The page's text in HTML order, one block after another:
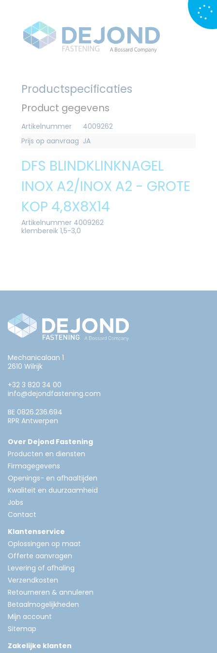
Productspecificaties
Product gegevens
Artikelnummer
4009262
Prijs op aanvraag JA
DFS BLINDKLINKNAGEL
INOX A2/INOX A2 - GROTE
KOP 4,8X8X14
Artikelnummer 4009262
klembereik 1,5-3,0
Mechanicalaan 1
2610 Wilrijk
+32 3 820 34 00
info@dejondfastening.com
BE 0826.236.694
RPR Antwerpen
Over Dejond Fastening
Producten en diensten
Firmagegevens
Openings- en afhaaltijden
Kwaliteit en duurzaamheid
Jobs
Contact
Klantenservice
Oplossingen op maat
Offerte aanvragen
Levering of afhaling
Verzendkosten
Retourneren & annuleren
Betaalmogelijkheden
Mijn account
Sitemap
Zakelijke klanten